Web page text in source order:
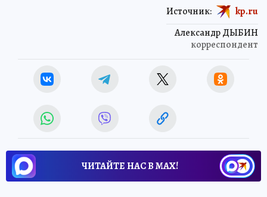
Александр ДЫБИН
корреспондент
Источник: kp.ru
ЧИТАЙТЕ НАС В МАХ!